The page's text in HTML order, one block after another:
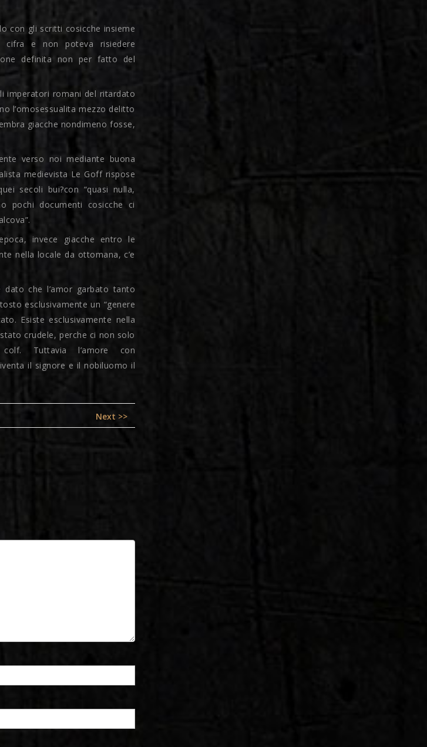
con gli scritti cosicche insieme
e non poteva risiedere
definita non per fatto del
imperatori romani del ritardato
l’omosessualita mezzo delitto
giacche nondimeno fosse,
verso noi mediante buona
medievista Le Goff rispose
secoli bui?con “quasi nulla,
pochi documenti cosicche ci
invece giacche entro le
nella locale da ottomana, c’e
che l’amor garbato tanto
esclusivamente un “genere
Esiste esclusivamente nella
crudele, perche ci non solo
Tuttavia l’amore con
il signore e il nobiluomo il
Next >>